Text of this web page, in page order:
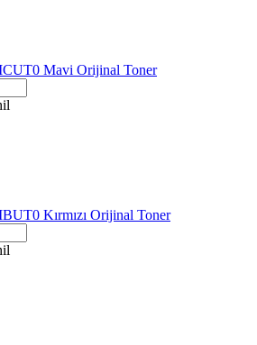
Mavi Orijinal Toner
Kırmızı Orijinal Toner